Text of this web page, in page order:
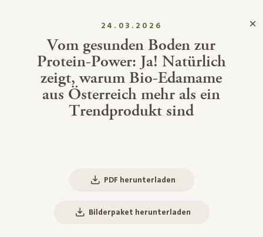
24.03.2026
Vom gesunden Boden zur
Protein-Power: Ja! Natürlich
zeigt, warum Bio-Edamame
aus Österreich mehr als ein
Trendprodukt sind
PDF herunterladen
Bilderpaket herunterladen